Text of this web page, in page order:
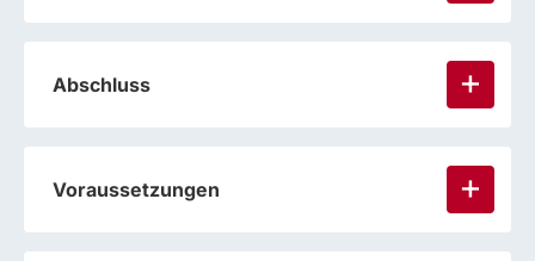
Abschluss
Voraussetzungen